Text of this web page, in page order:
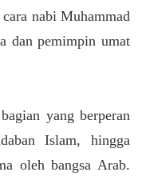
nabi Muhammad
dan pemimpin umat
yang berperan
Islam, hingga
oleh bangsa Arab.